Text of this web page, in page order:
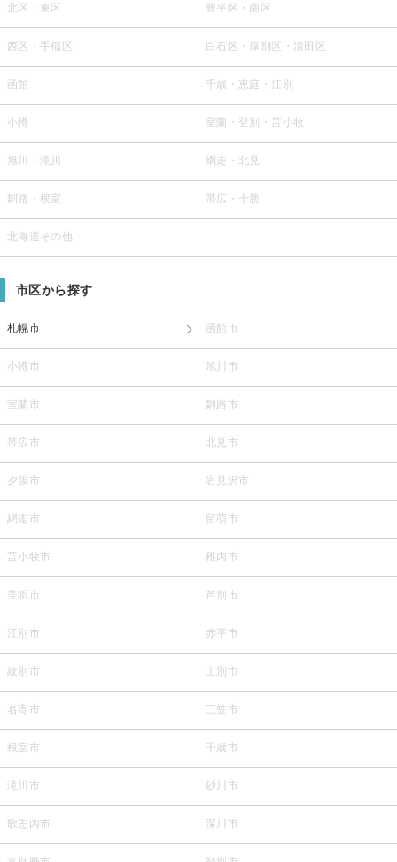
北区・東区 豊平区・南区
西区・手稲区 白石区・厚別区・清田区
函館 千歳・恵庭・江別
小樽 室蘭・登別・苫小牧
旭川・滝川 網走・北見
釧路・根室 帯広・十勝
北海道その他
市区から探す
札幌市 函館市
小樽市 旭川市
室蘭市 釧路市
帯広市 北見市
夕張市 岩見沢市
網走市 留萌市
苫小牧市 稚内市
美唄市 芦別市
江別市 赤平市
紋別市 士別市
名寄市 三笠市
根室市 千歳市
滝川市 砂川市
歌志内市 深川市